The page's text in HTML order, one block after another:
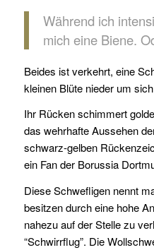
Während ich
mich eine Biene.
Beides ist verkehrt, eine
kleinen Blüte nieder um
Ihr Rücken schimmert
das wehrhafte Aussehen
schwarz-gelben
ein Fan der Borussia
Diese Schwefligen nennt
besitzen durch eine hohe
nahezu auf der Stelle zu
“Schwirrflug”. Die